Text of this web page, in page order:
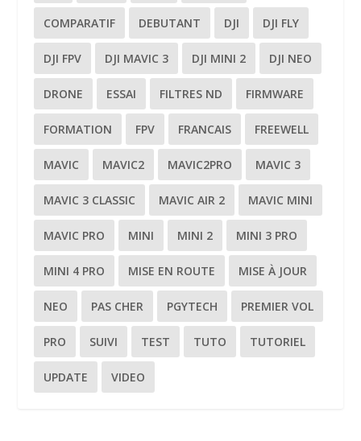
COMPARATIF DEBUTANT DJI DJI FLY
DJI FPV DJI MAVIC 3 DJI MINI 2 DJI NEO
DRONE ESSAI FILTRES ND FIRMWARE
FORMATION FPV FRANCAIS FREEWELL
MAVIC MAVIC2 MAVIC2PRO MAVIC 3
MAVIC 3 CLASSIC MAVIC AIR 2 MAVIC MINI
MAVIC PRO MINI MINI 2 MINI 3 PRO
MINI 4 PRO MISE EN ROUTE MISE À JOUR
NEO PAS CHER PGYTECH PREMIER VOL
PRO SUIVI TEST TUTO TUTORIEL
UPDATE VIDEO